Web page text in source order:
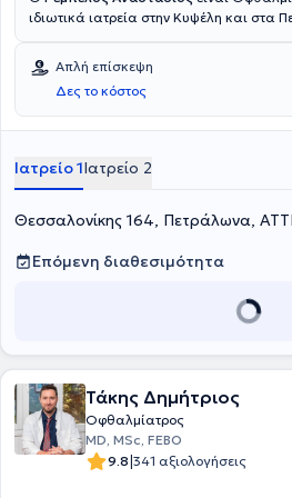
ιδιωτικά ιατρεία στην Κυψέλη και στα
Πανεπιστημίου Αθηνών και ειδικεύτηκε
Γενικό Νοσοκομείο Αθηνών
οφθαλμίατρος στο ΙΚΑ Κεραμεικού.
συνεδρίων στα πλαίσια της συνεχούς
Απλή επίσκεψη
Δες το κόστος
Ιατρείο 1Ιατρείο 2
Θεσσαλονίκης 164, Πετράλωνα,
Επόμενη διαθεσιμότητα
Τάκης Δημήτριος
Οφθαλμίατρος
MD, MSc, FEBO
9.8|341 αξιολογήσεις